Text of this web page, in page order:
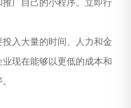
广自己的小程序。立即行
入大量的时间、人力和金
现在能够以更低的成本和